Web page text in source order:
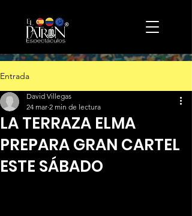
Entrada
LA TERRAZA ELMA
PREPARA GRAN CARTEL
ESTE SÁBADO
David Villegas
24 mar 2 min de lectura